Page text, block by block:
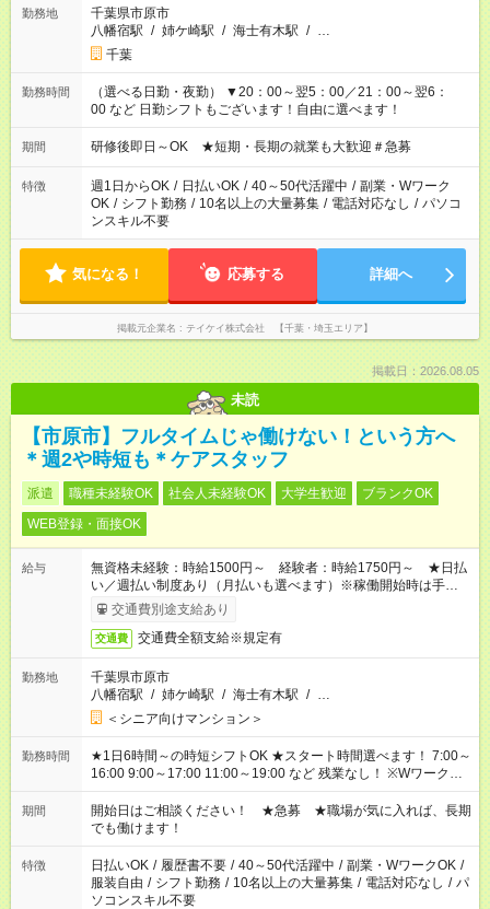
勤務地
千葉県市原市
八幡宿駅 / 姉ケ崎駅 / 海士有木駅 / …
千葉
勤務時間
（選べる日勤・夜勤） ▼20：00～翌5：00／21：00～翌6：
00 など 日勤シフトもございます！自由に選べます！
期間 研修後即日～OK ★短期・長期の就業も大歓迎＃急募
特徴 週1日からOK / 日払いOK / 40～50代活躍中 / 副業・Wワーク
OK / シフト勤務 / 10名以上の大量募集 / 電話対応なし / パソコ
ンスキル不要
気になる！ 応募する 詳細へ
掲載元企業名 テイケイ株式会社 【千葉・埼玉エリア】
掲載日：2026.08.05
未読
【市原市】フルタイムじゃ働けない！という方へ
＊週2や時短も＊ケアスタッフ
派遣 職種未経験OK 社会人未経験OK 大学生歓迎
ブランクOK
WEB登録・面接OK
給与
無資格未経験：時給1500円～ 経験者：時給1750円～ ★日払
い／週払い制度あり（月払いも選べます）※稼働開始時は手続き
完了次第のお支払いとなります。
交通費別途支給あり
交通費 交通費全額支給※規定有
勤務地
千葉県市原市
八幡宿駅 / 姉ケ崎駅 / 海士有木駅 / …
＜シニア向けマンション＞
勤務時間
★1日6時間～の時短シフトOK ★スタート時間選べます！ 7:00～
16:00 9:00～17:00 11:00～19:00 など 残業なし！ ※Wワークの
場合、他のお仕事と合わせ週40時間超の就業はご案内できませ
ん ※法令に基づき、週20時間以上勤務は社会保険への加入対象
となります ※労働者派遣法（日雇い派遣の原則禁止）により、
短時間・短期間の就業はご案内が難しい場合があります
期間
開始日はご相談ください！ ★急募 ★職場が気に入れば、長期
でも働けます！
特徴 日払いOK / 履歴書不要 / 40～50代活躍中 / 副業・WワークOK /
服装自由 / シフト勤務 / 10名以上の大量募集 / 電話対応なし / パ
ソコンスキル不要